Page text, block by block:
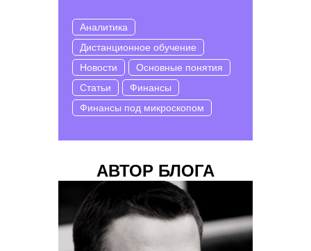
Аналитика
Дистанционное обучение
Новости
Основные понятия
Статьи
Финансы
Финансы под микроскопом
АВТОР БЛОГА